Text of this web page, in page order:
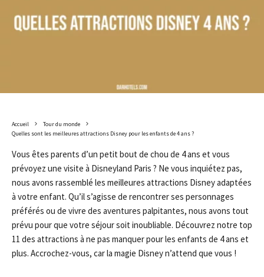
Accueil
Tour du monde
Quelles sont les meilleures attractions Disney pour les enfants de 4 ans ?
Vous êtes parents d’un petit bout de chou de 4 ans et vous
prévoyez une visite à Disneyland Paris ? Ne vous inquiétez pas,
nous avons rassemblé les meilleures attractions Disney adaptées
à votre enfant. Qu’il s’agisse de rencontrer ses personnages
préférés ou de vivre des aventures palpitantes, nous avons tout
prévu pour que votre séjour soit inoubliable. Découvrez notre top
11 des attractions à ne pas manquer pour les enfants de 4 ans et
plus. Accrochez-vous, car la magie Disney n’attend que vous !